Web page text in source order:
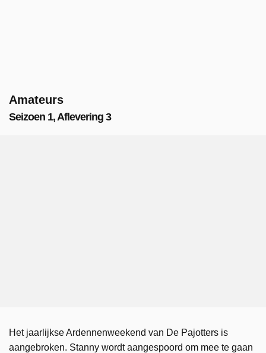
Amateurs
Seizoen 1, Aflevering 3
Het jaarlijkse Ardennenweekend van De Pajotters is
aangebroken. Stanny wordt aangespoord om mee te gaan